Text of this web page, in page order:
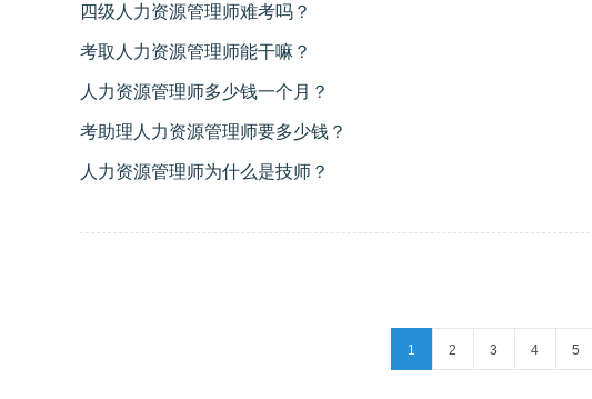
四级人力资源管理师难考吗？
考取人力资源管理师能干嘛？
人力资源管理师多少钱一个月？
考助理人力资源管理师要多少钱？
人力资源管理师为什么是技师？
1 2 3 4 5